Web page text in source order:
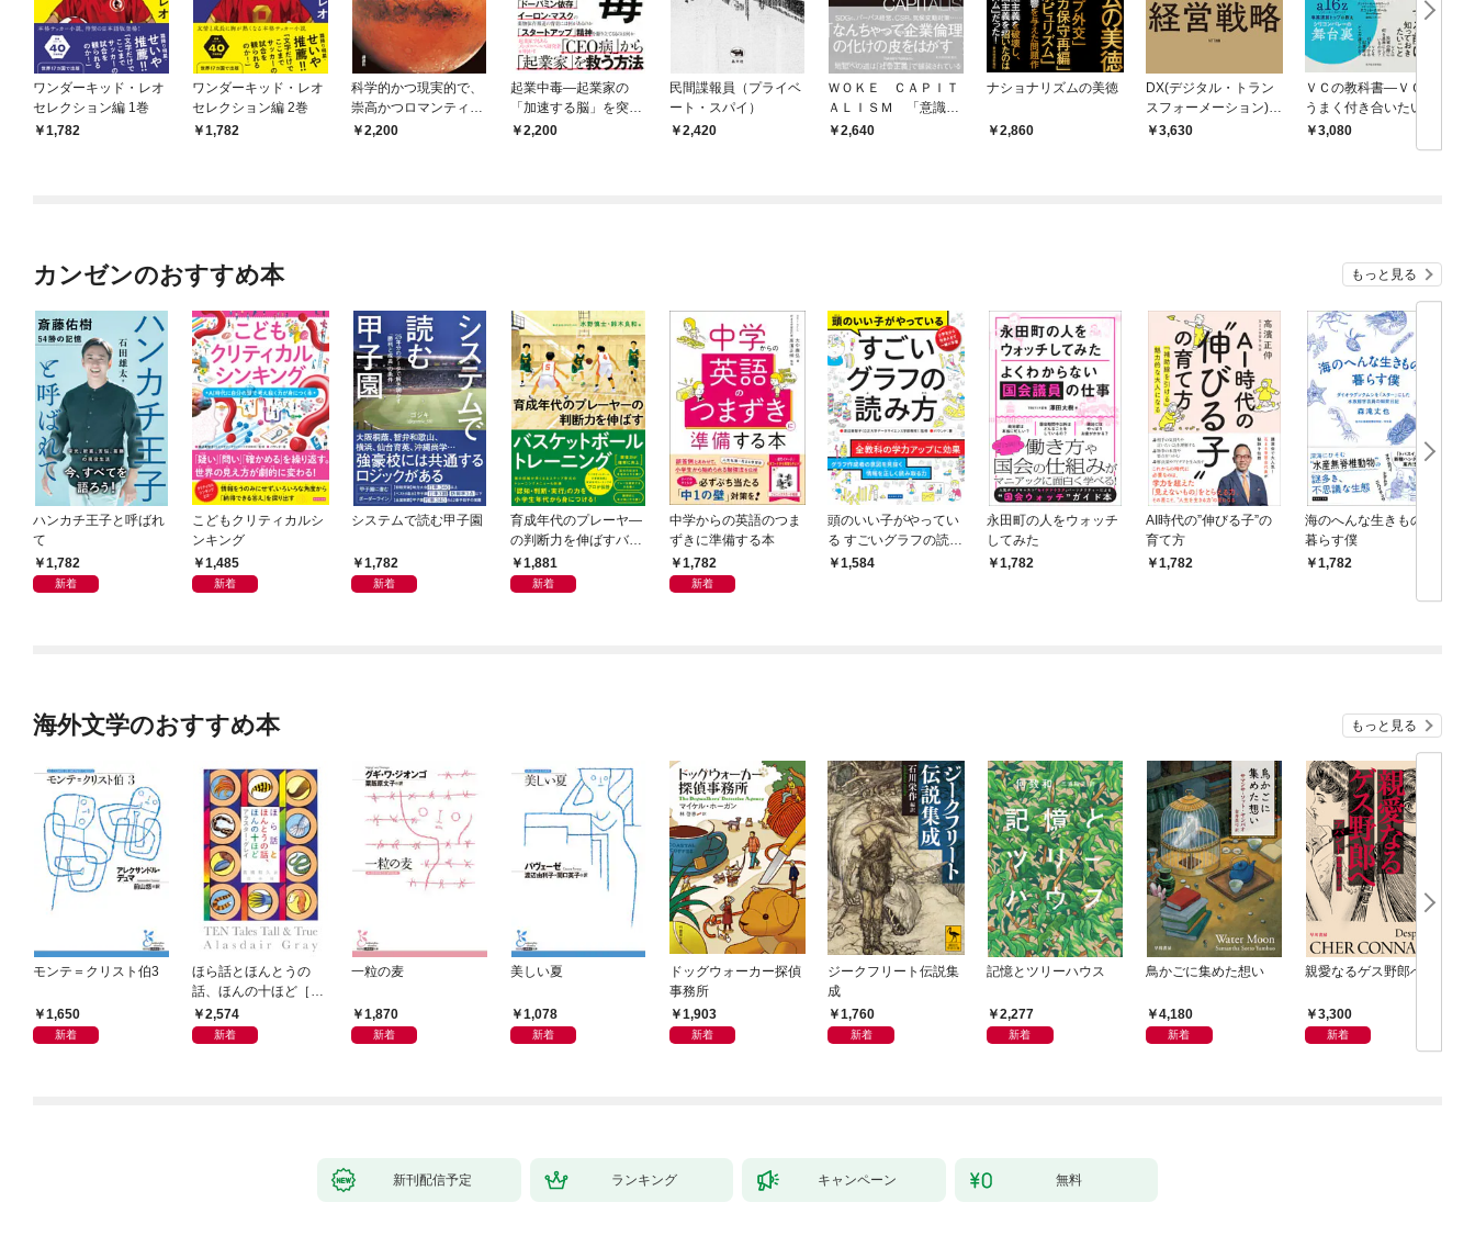
ワンダーキッド・レオ
セレクション編 1巻
1,782
ワンダーキッド・レオ
セレクション編 2巻
1,782
科学的かつ現実的で、
崇高かつロマンティッ
クな 火星移住計画
2,200
起業中毒―起業家の
「加速する脳」を突き
動かす刺激的かつ破壊
2,200
民間諜報員（プライベ
ート・スパイ）
2,420
ＷＯＫＥ ＣＡＰＩＴ
ＡＬＩＳＭ 「意識高
い系」資本主義が民主
2,640
ナショナリズムの美徳
2,860
DX(デジタル・トラン
スフォーメーション)経
営戦略
3,630
ＶＣの教科書―ＶＣと
うまく付き合いたい起
業家たちへ
3,080
カンゼンのおすすめ本 もっと見る
ハンカチ王子と呼ばれ
て
1,782
新着
こどもクリティカルシ
ンキング
1,485
新着
システムで読む甲子園
1,782
新着
育成年代のプレーヤ—
の判断力を伸ばすバス
ケットボールトレーニ
ング
1,881
新着
中学からの英語のつま
ずきに準備する本
1,782
新着
頭のいい子がやってい
る すごいグラフの読み
方1,584
永田町の人をウォッチ
してみた
1,782
AI時代の”伸びる子”の
育て方
1,782
海のへんな生きものと
暮らす僕
1,782
海外文学のおすすめ本 もっと見る
モンテ＝クリスト伯3
1,650
新着
ほら話とほんとうの
話、ほんの十ほど［新
装版］
2,574
新着
一粒の麦
1,870
新着
美しい夏
1,078
新着
ドッグウォーカー探偵
事務所
1,903
新着
ジークフリート伝説集
成
1,760
新着
記憶とツリーハウス
2,277
新着
鳥かごに集めた想い
4,180
新着
親愛なるゲス野郎へ
3,300
新着
新刊配信予定 ランキング キャンペーン 無料